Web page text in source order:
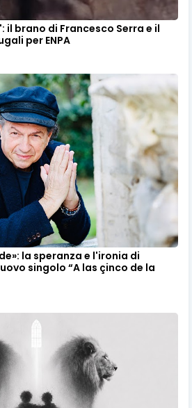
brano di Francesco Serra e il
per ENPA
la speranza e l'ironia di
singolo “A las çinco de la